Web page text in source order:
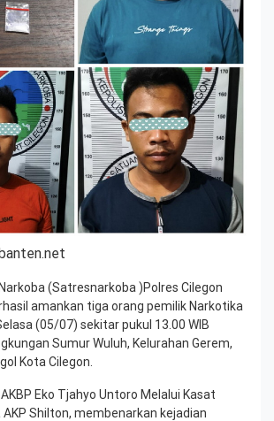
(Satresnarkoba )Polres Cilegon
amankan tiga orang pemilik Narkotika
(05/07) sekitar pukul 13.00 WIB
Sumur Wuluh, Kelurahan Gerem,
Kota Cilegon.
Eko Tjahyo Untoro Melalui Kasat
AKP Shilton, membenarkan kejadian